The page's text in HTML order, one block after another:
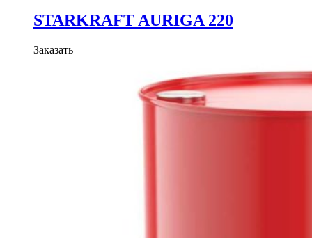
STARKRAFT AURIGA 220
Заказать